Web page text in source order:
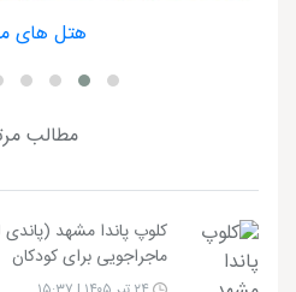
هتل های
مطالب
کلوپ پاندا مشهد (پاندی
ماجراجویی برای کودکان